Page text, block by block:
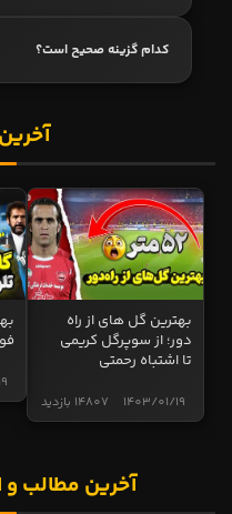
کدام گزینه صحیح است؟
بهترین گل های از راه
دور؛ از سوپرگل کریمی
تا اشتباه رحمتی
14807 بازدید 1403/01/19
آخرین مطالب و